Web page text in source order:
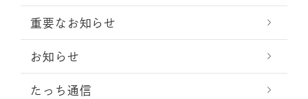
重要なお知らせ
お知らせ
たっち通信